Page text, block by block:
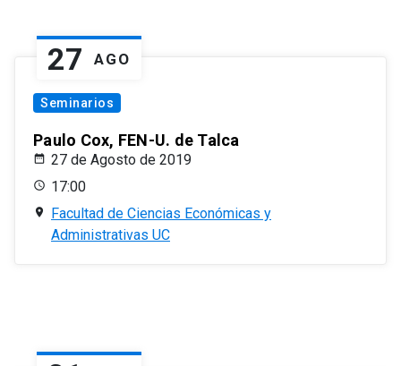
27 AGO
Seminarios
Paulo Cox, FEN-U. de Talca
27 de Agosto de 2019
17:00
Facultad de Ciencias Económicas y
Administrativas UC